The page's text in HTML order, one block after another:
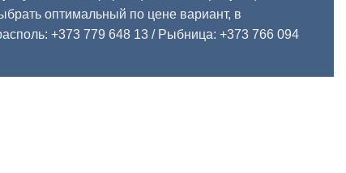
оптимальный по цене вариант, в
+373 779 648 13 / Рыбница: +373 766 094